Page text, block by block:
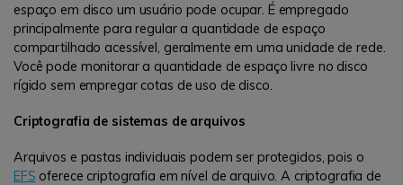
espaço em disco um usuário pode ocupar. É empregado
principalmente para regular a quantidade de espaço
compartilhado acessível, geralmente em uma unidade de rede.
Você pode monitorar a quantidade de espaço livre no disco
rígido sem empregar cotas de uso de disco.
Criptografia de sistemas de arquivos
Arquivos e pastas individuais podem ser protegidos, pois o
EFS oferece criptografia em nível de arquivo. A criptografia de